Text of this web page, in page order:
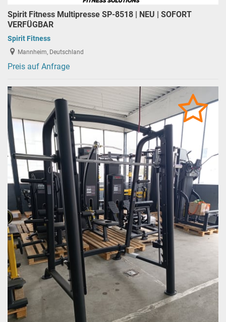
Spirit Fitness Multipresse SP-8518 | NEU | SOFORT
VERFÜGBAR
Spirit Fitness
Mannheim, Deutschland
Preis auf Anfrage